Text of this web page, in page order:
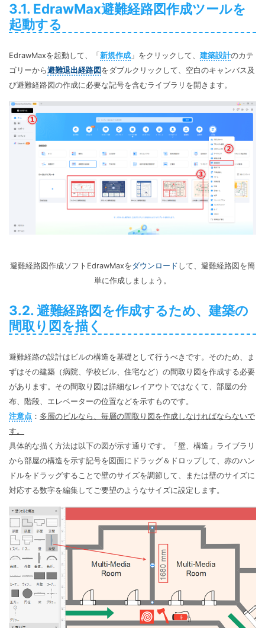
3.1. EdrawMax避難経路図作成ツールを
起動する
EdrawMaxを起動して、「 新規作成 」をクリックして、 建築設計のカテ
ゴリーから避難退出経路図 をダブルクリックして、空白のキャンバス及
び避難経路図の作成に必要な記号を含むライブラリを開きます。
避難経路図作成ソフトEdrawMaxをダウンロード して、避難経路図を簡
単に作成しましょう。
3.2. 避難経路図を作成するため、建築の
間取り図を描く
避難経路の設計はビルの構造を基礎として行うべきです。そのため、ま
ずはその建築（病院、学校ビル、住宅など）の間取り図を作成する必要
があります。その間取り図は詳細なレイアウトではなくて、部屋の分
布、階段、エレベーターの位置などを示すものです。
注意点 ： 多層のビルなら、毎層の間取り図を作成しなければならないで
す。
具体的な描く方法は以下の図が示す通りです。「壁、構造」ライブラリ
から部屋の構造を示す記号を図面にドラッグ＆ドロップして、赤のハン
ドルをドラッグすることで壁のサイズを調節して、または壁のサイズに
対応する数字を編集してご要望のようなサイズに設定します。